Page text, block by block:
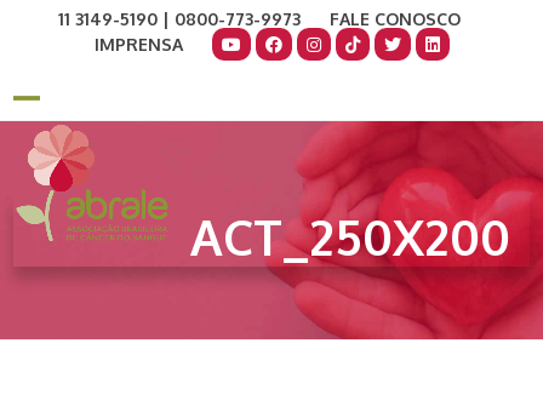
11 3149-5190 | 0800-773-9973
FALE CONOSCO
IMPRENSA
Open
mobile
menu
Close
mobile
menu
ACT_250X200